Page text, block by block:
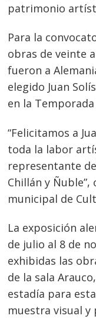
patrimonio
Para la
obras de veinte
fueron a
elegido Juan
en la Temporada
“Felicitamos a
toda la labor
representante
Chillán y
municipal de
La exposición
de julio al 8 de
exhibidas las
de la sala
estadía para
muestra visual y
Navegación
de
entradas